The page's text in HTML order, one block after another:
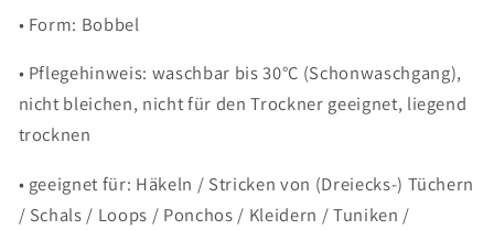
• Form: Bobbel
• Pflegehinweis: waschbar bis 30°C (Schonwaschgang),
nicht bleichen, nicht für den Trockner geeignet, liegend
trocknen
• geeignet für: Häkeln / Stricken von (Dreiecks-) Tüchern
/ Schals / Loops / Ponchos / Kleidern / Tuniken /